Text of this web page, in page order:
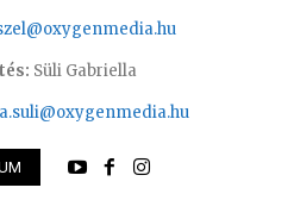
Süli Gabriella